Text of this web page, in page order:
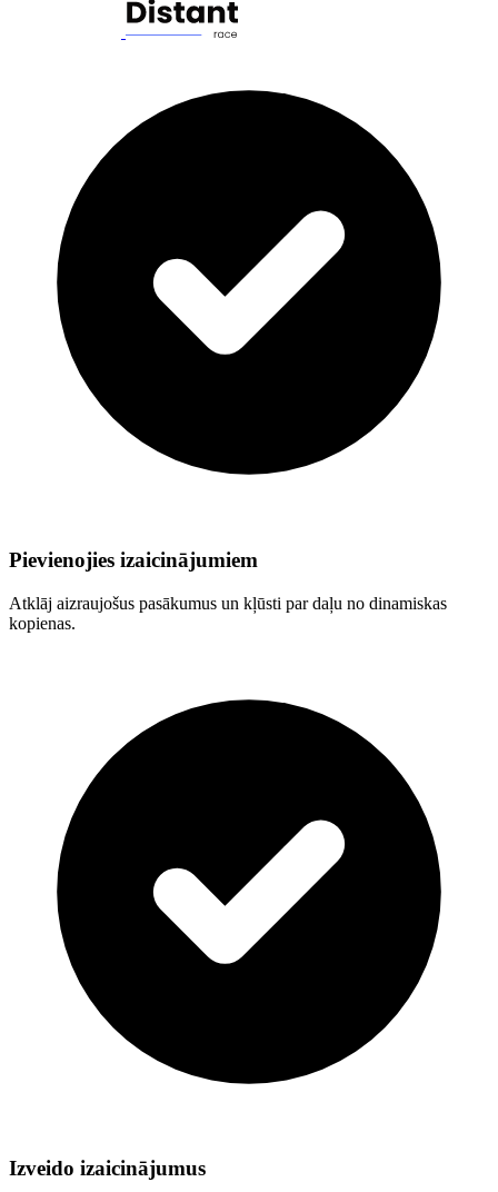
Pievienojies izaicinājumiem
Atklāj aizraujošus pasākumus un kļūsti par daļu no dinamiskas
kopienas.
Izveido izaicinājumus